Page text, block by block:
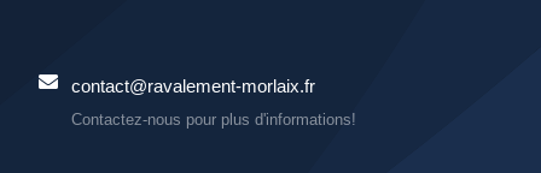
contact@ravalement-morlaix.fr
Contactez-nous pour plus d'informations!